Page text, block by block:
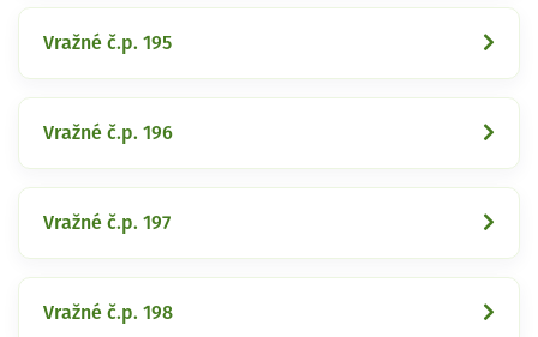
Vražné č.p. 195
Vražné č.p. 196
Vražné č.p. 197
Vražné č.p. 198